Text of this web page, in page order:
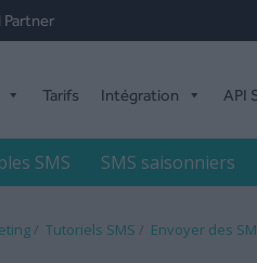
Partner
Tarifs Intégration API
SMS SMS saisonniers
/ Tutoriels SMS / Envoyer des